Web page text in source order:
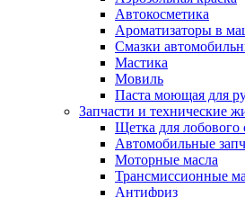
Автокосметика
Ароматизаторы в
Смазки
Мастика
Мовиль
Паста моющая для
Запчасти и технические
Щетка для лобового
Автомобильные
Моторные масла
Трансмиссионные
Антифриз